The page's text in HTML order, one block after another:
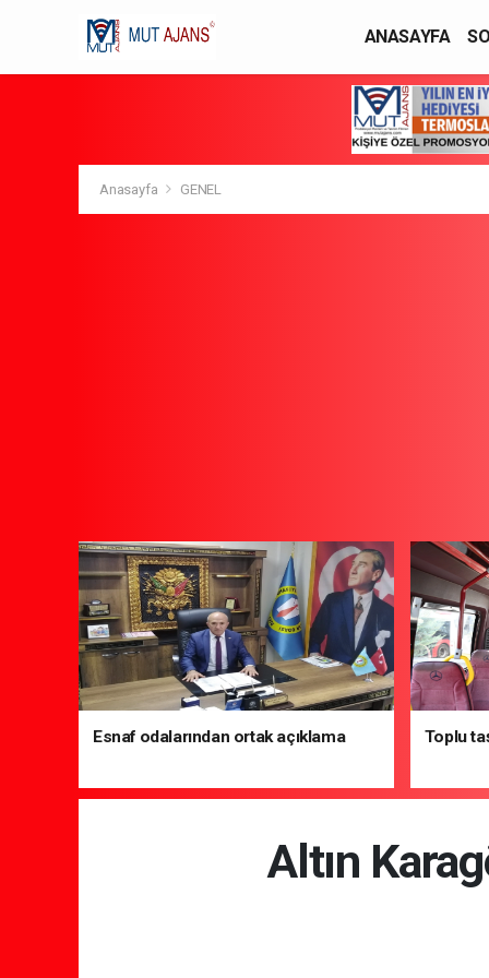
ANASAYFA
Anasayfa GENEL
Esnaf odalarından ortak açıklama Toplu
Altın